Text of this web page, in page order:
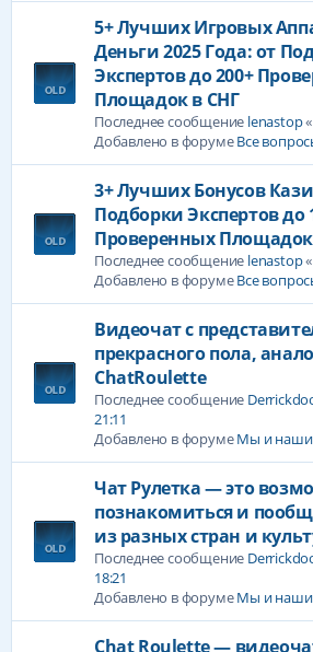
5+ Лучших Игровых
Деньги 2025 Года: от
Экспертов до 200+
Площадок в СНГ
Последнее сообщение lenastop«
Добавлено в форумеВсе
3+ Лучших Бонусов
Подборки Экспертов до
Проверенных Площадок
Последнее сообщение lenastop«
Добавлено в форумеВсе
Видеочат с
прекрасного пола,
ChatRoulette
Последнее сообщение
21:11
Добавлено в форумеМы и наши
Чат Рулетка — это
познакомиться и
из разных стран и
Последнее сообщение
18:21
Добавлено в форумеМы и наши
Chat Roulette —